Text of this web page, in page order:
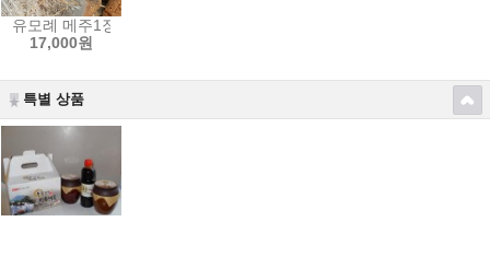
유모례 메주1장 ( 1.4kg) / 국산콩 / 씨된장, 숯, 고추, 장담기설명서 드
17,000원
특별 상품